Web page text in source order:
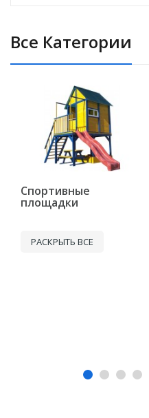
Все Категории
Спортивные
площадки
РАСКРЫТЬ ВСЕ